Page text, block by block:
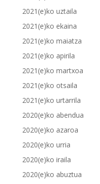
2021(e)ko uztaila
2021(e)ko ekaina
2021(e)ko maiatza
2021(e)ko apirila
2021(e)ko martxoa
2021(e)ko otsaila
2021(e)ko urtarrila
2020(e)ko abendua
2020(e)ko azaroa
2020(e)ko urria
2020(e)ko iraila
2020(e)ko abuztua